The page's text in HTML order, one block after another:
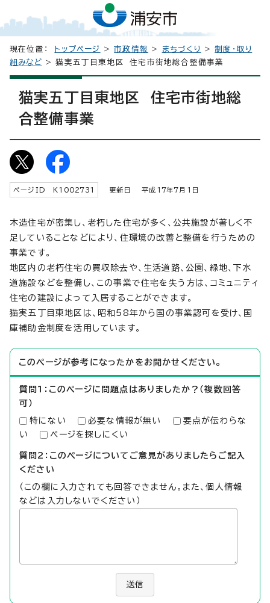
現在位置： トップページ >市政情報 > まちづくり >制度・取り
組みなど > 猫実五丁目東地区 住宅市街地総合整備事業
猫実五丁目東地区 住宅市街地総
合整備事業
ページID K 1002731 更新日 平成 17年7月1日
木造住宅が密集し、老朽した住宅が多く、公共施設が著しく不
足していることなどにより、住環境の改善と整備を行うための
事業です。
地区内の老朽住宅の買収除去や、生活道路、公園、緑地、下水
道施設などを整備し、この事業で住宅を失う方は、コミュニティ
住宅の建設によって入居することができます。
猫実五丁目東地区は、昭和58年から国の事業認可を受け、国
庫補助金制度を活用しています。
このページが参考になったかをお聞かせください。
質問1：このページに問題点はありましたか？（複数回答
可）
特にない 必要な情報が無い
要点が伝わらな
い
ページを探しにくい
質問2：このページについてご意見がありましたらご記入
ください
（この欄に入力されても回答できません。また、個人情報
などは入力しないでください）
送信